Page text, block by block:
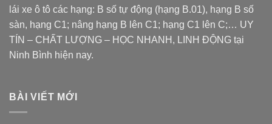
lái xe ô tô các hạng: B số tự động (hạng B.01), hạng B số
sàn, hạng C1; nâng hạng B lên C1; hạng C1 lên C;… UY
TÍN – CHẤT LƯỢNG – HỌC NHANH, LINH ĐỘNG tại
Ninh Bình hiện nay.
BÀI VIẾT MỚI